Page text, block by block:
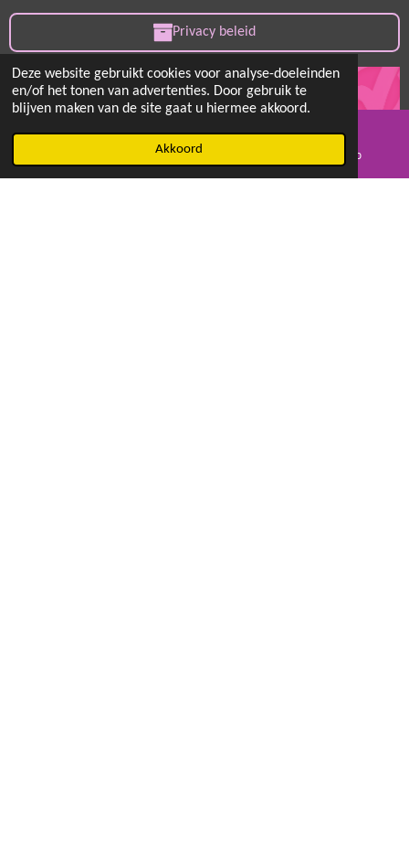
Deze website gebruikt cookies voor analyse-doeleinden
en/of het tonen van advertenties. Door gebruik te
blijven maken van de site gaat u hiermee akkoord.
Akkoord
Privacy beleid
© 2018 MayB Crea
Facebook WhatsApp